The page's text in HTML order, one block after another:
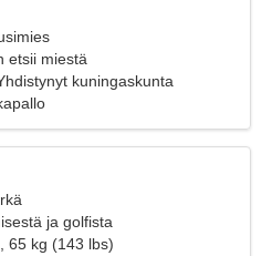
etsii miestä
kuningaskunta
ja golfista
65 kg (143 lbs)